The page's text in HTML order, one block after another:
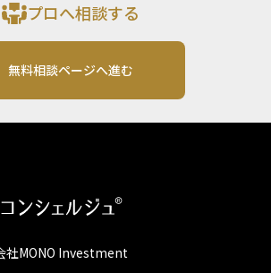
プロへ相談する
無料相談ページへ進む
社MONO Investment